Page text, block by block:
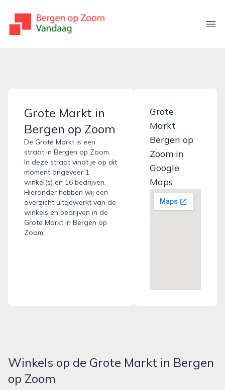
bergenopzoomvandaag.nl
Grote Markt in
Bergen op Zoom
De Grote Markt is een
straat in Bergen op Zoom.
In deze straat vindt je op dit
moment ongeveer 1
winkel(s) en 16 bedrijven.
Hieronder hebben wij een
overzicht uitgewerkt van de
winkels en bedrijven in de
Grote Markt in Bergen op
Zoom.
Grote
Markt
Bergen op
Zoom in
Google
Maps
Winkels op de Grote Markt in Bergen
op Zoom